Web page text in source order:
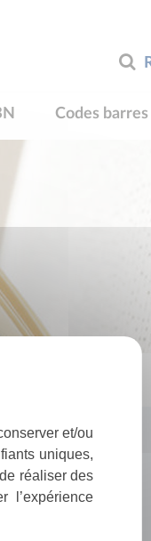
Codes
et/ou
uniques,
réaliser des
l’expérience